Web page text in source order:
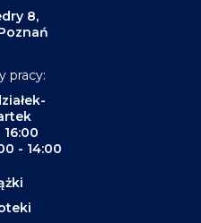
8,
pracy:
- 14:00